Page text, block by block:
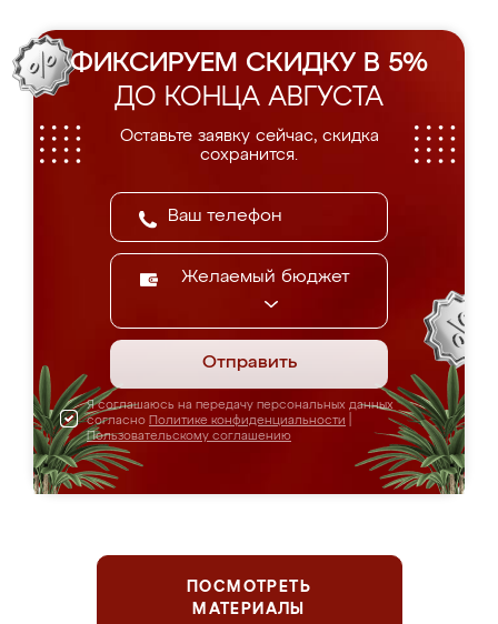
ФИКСИРУЕМ СКИДКУ В 5%
ДО КОНЦА АВГУСТА
Оставьте заявку сейчас, скидка
сохранится.
Желаемый бюджет
Отправить
Я соглашаюсь на передачу персональных данных
согласно Политике конфиденциальности
Пользовательскому соглашению
ПОСМОТРЕТЬ
МАТЕРИАЛЫ